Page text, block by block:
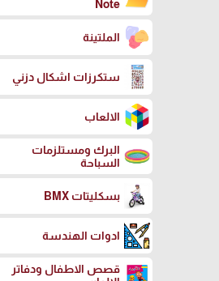
Note
الملتينة
ستكرزات اشكال دزني
الالعاب
البرك ومستلزمات
السباحة
بسكليتات BMX
ادوات الهندسة
قصص الاطفال ودفاتر